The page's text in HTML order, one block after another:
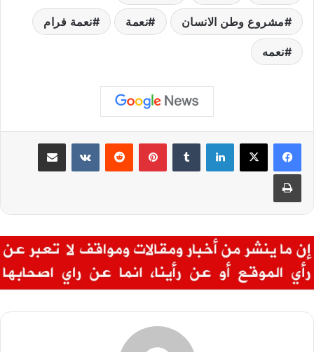
مشروع وطن الانسان نعمة نعمة فرام
نعمه
لينكدإن بينتيريست مشاركة عبر البريد
طباعة